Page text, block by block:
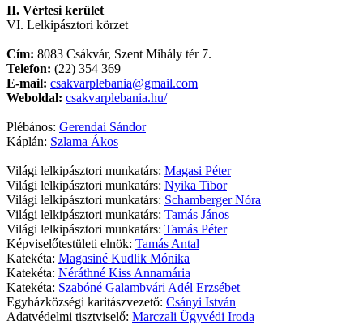
II. Vértesi kerület
VI. Lelkipásztori körzet
Cím: 8083 Csákvár, Szent Mihály tér 7.
Telefon: (22) 354 369
E-mail: csakvarplebania@gmail.com
Weboldal: csakvarplebania.hu/
Plébános: Gerendai Sándor
Káplán: Szlama Ákos
Világi lelkipásztori munkatárs: Magasi Péter
Világi lelkipásztori munkatárs: Nyika Tibor
Világi lelkipásztori munkatárs: Schamberger Nóra
Világi lelkipásztori munkatárs: Tamás János
Világi lelkipásztori munkatárs: Tamás Péter
Képviselőtestületi elnök: Tamás Antal
Katekéta: Magasiné Kudlik Mónika
Katekéta: Néráthné Kiss Annamária
Katekéta: Szabóné Galambvári Adél Erzsébet
Egyházközségi karitászvezető: Csányi István
Adatvédelmi tisztviselő: Marczali Ügyvédi Iroda